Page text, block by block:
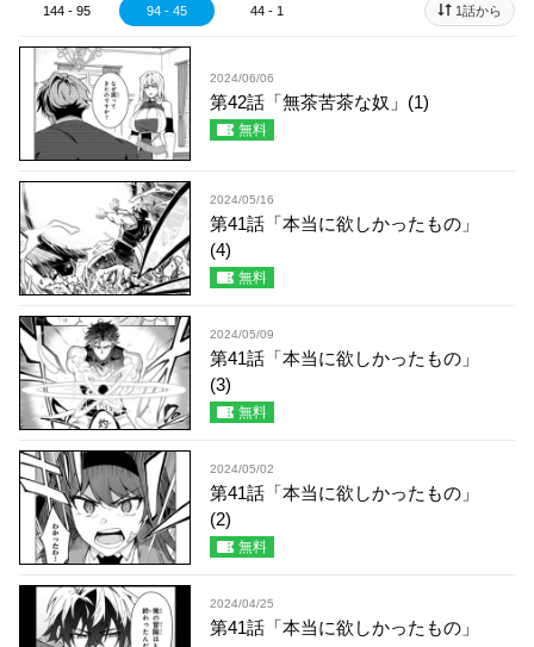
144 - 95 94 - 45 44 - 1 1話から
2024/06/06
第42話「無茶苦茶な奴」(1)
無料
2024/05/16
第41話「本当に欲しかったもの」
(4)
無料
2024/05/09
第41話「本当に欲しかったもの」
(3)
無料
2024/05/02
第41話「本当に欲しかったもの」
(2)
無料
2024/04/25
第41話「本当に欲しかったもの」